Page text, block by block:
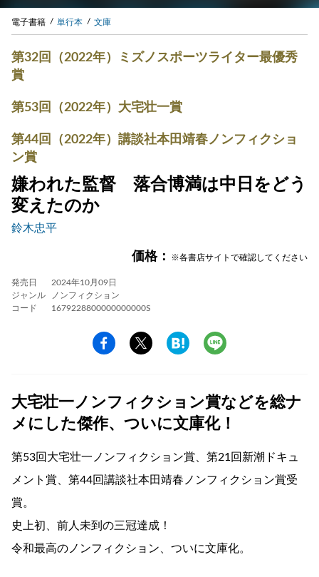
電子書籍 単行本 文庫
第32回（2022年）ミズノスポーツライター最優秀
賞
第53回（2022年）大宅壮一賞
第44回（2022年）講談社本田靖春ノンフィクショ
ン賞
嫌われた監督 落合博満は中日をどう
変えたのか
鈴木忠平
価格： ※各書店サイトで確認してください
発売日
2024年10月09日
ジャンル
ノンフィクション
コード
1679228800000000000S
大宅壮一ノンフィクション賞などを総ナ
メにした傑作、ついに文庫化！
第53回大宅壮一ノンフィクション賞、第21回新潮ドキュ
メント賞、第44回講談社本田靖春ノンフィクション賞受
賞。
史上初、前人未到の三冠達成！
令和最高のノンフィクション、ついに文庫化。